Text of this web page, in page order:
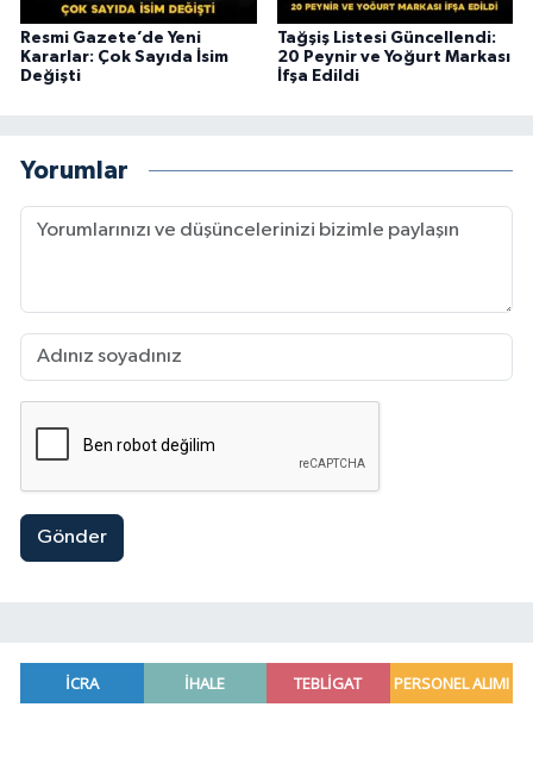
Resmi Gazete’de Yeni
Kararlar: Çok Sayıda İsim
Değişti
Tağşiş Listesi Güncellendi:
20 Peynir ve Yoğurt Markası
İfşa Edildi
Yorumlar
Gönder